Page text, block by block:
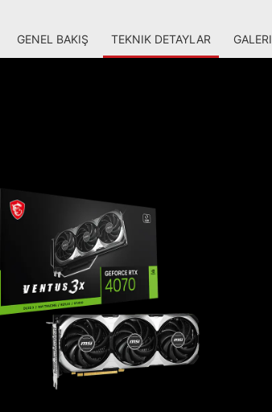
GENEL BAKIŞ TEKNIK DETAYLAR GALERI